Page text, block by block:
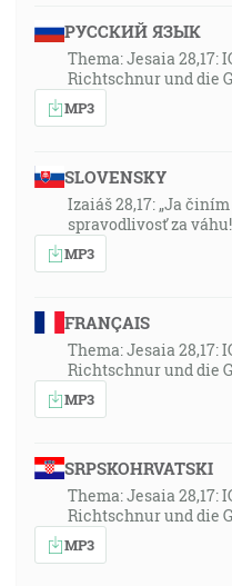
РУССКИЙ ЯЗЫК
Thema: Jesaia 28,17:
Richtschnur und die
MP3
SLOVENSKY
Izaiáš 28,17: „Ja
spravodlivosť za
MP3
FRANÇAIS
Thema: Jesaia 28,17:
Richtschnur und die
MP3
SRPSKOHRVATSKI
Thema: Jesaia 28,17:
Richtschnur und die
MP3